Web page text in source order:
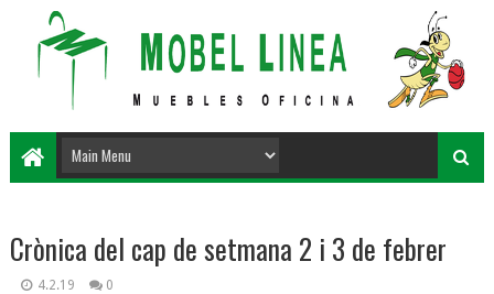
Crònica del cap de setmana 2 i 3 de febrer
4.2.19 0